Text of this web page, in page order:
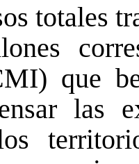
totales
que
las